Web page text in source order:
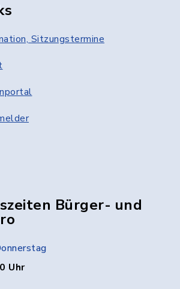
Sitzungstermine
Bürger- und
Uhr